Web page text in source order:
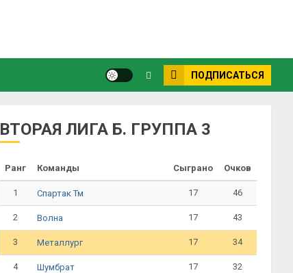
ПОДПИСАТЬСЯ
ВТОРАЯ ЛИГА Б. ГРУППА 3
Ранг Команды Сыграно Очков
1 Спартак Тм 17 46
2 Волна 17 43
3 Металлург 17 34
4 Шумбрат 17 32